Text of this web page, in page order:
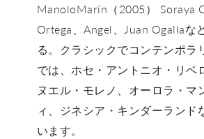
ManoloMarín（2005） Soraya
Ortega、Angel、Juan Ogallaな
る。クラシックでコンテンポラ
では、ホセ・アントニオ・リベ
ヌエル・モレノ、オーロラ・マ
ィ、ジネシア・キンダーランド
います。